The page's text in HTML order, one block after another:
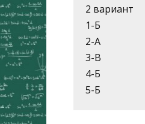
2 вариант
1-Б
2-А
3-В
4-Б
5-Б